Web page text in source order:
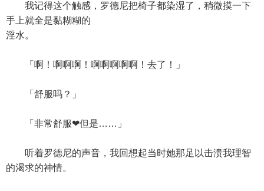
我记得这个触感，罗德尼把椅子都染湿了，稍微摸一下
手上就全是黏糊糊的
淫水。
「啊！啊啊啊！啊啊啊啊啊！去了！」
「舒服吗？」
「非常舒服❤但是……」
听着罗德尼的声音，我回想起当时她那足以击溃我理智
的渴求的神情。